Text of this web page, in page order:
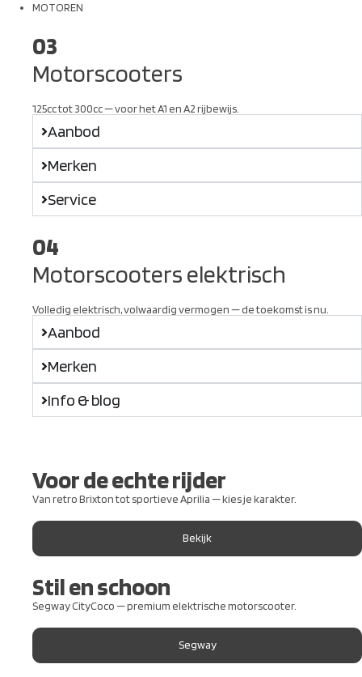
MOTOREN
03
Motorscooters
125cc tot 300cc — voor het A1 en A2 rijbewijs.
Aanbod
Merken
Service
04
Motorscooters elektrisch
Volledig elektrisch, volwaardig vermogen — de toekomst is nu.
Aanbod
Merken
Info & blog
Voor de echte rijder
Van retro Brixton tot sportieve Aprilia — kies je karakter.
Bekijk
Stil en schoon
Segway CityCoco — premium elektrische motorscooter.
Segway